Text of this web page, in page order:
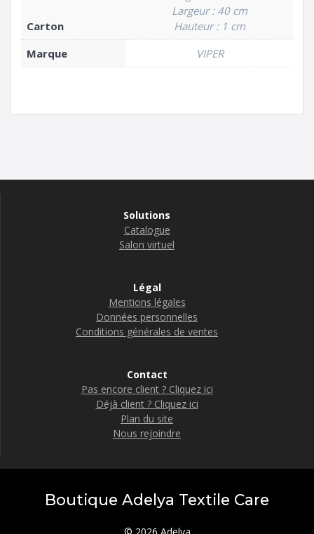
Carton
Largeur : 40 cm
Hauteur : 1 cm
Marque
VIPER
Solutions
Catalogue
Salon virtuel
Légal
Mentions légales
Données personnelles
Conditions générales de ventes
Contact
Pas encore client ? Cliquez ici
Déjà client ? Cliquez ici
Plan du site
Nous rejoindre
Boutique Adelya Textile Care